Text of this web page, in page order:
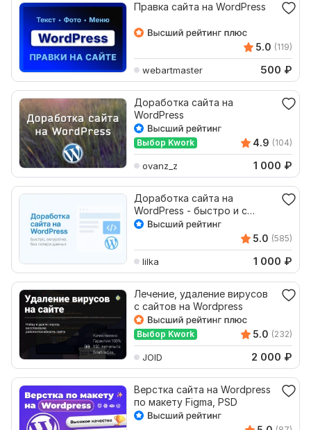
Правка сайта на WordPress
5.0 (119)
webartmaster 500 ₽
Доработка сайта на
WordPress
Выбор Kwork 4.9 (104)
ovanz_z 1 000 ₽
Доработка сайта на
WordPress - быстро и с
гарантией
5.0 (585)
lilka 1 000 ₽
Лечение, удаление вирусов
с сайтов на Wordpress
Выбор Kwork 5.0 (232)
JOID 2 000 ₽
Верстка сайта на Wordpress
по макету Figma, PSD